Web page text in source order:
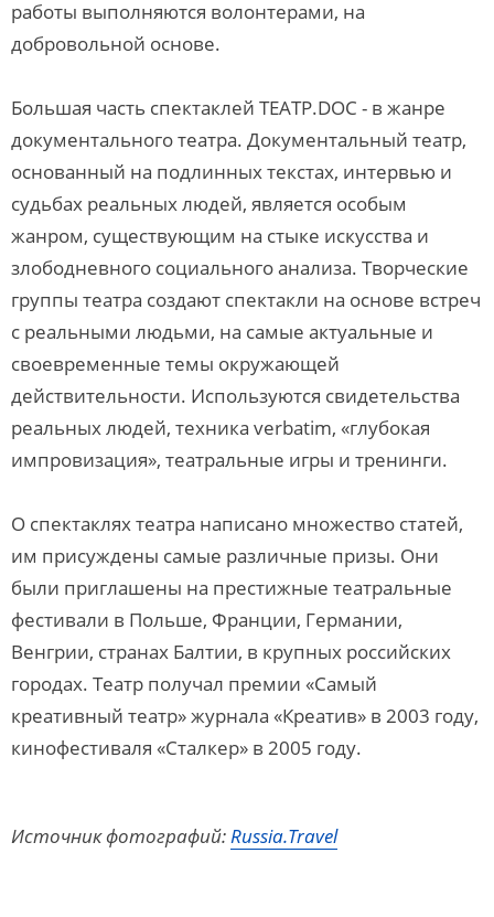
работы выполняются волонтерами, на
добровольной основе.
Большая часть спектаклей ТЕАТР.DOC - в жанре
документального театра. Документальный театр,
основанный на подлинных текстах, интервью и
судьбах реальных людей, является особым
жанром, существующим на стыке искусства и
злободневного социального анализа. Творческие
группы театра создают спектакли на основе встреч
с реальными людьми, на самые актуальные и
своевременные темы окружающей
действительности. Используются свидетельства
реальных людей, техника verbatim, «глубокая
импровизация», театральные игры и тренинги.
О спектаклях театра написано множество статей,
им присуждены самые различные призы. Они
были приглашены на престижные театральные
фестивали в Польше, Франции, Германии,
Венгрии, странах Балтии, в крупных российских
городах. Театр получал премии «Самый
креативный театр» журнала «Креатив» в 2003 году,
кинофестиваля «Сталкер» в 2005 году.
Источник фотографий:Russia.Travel